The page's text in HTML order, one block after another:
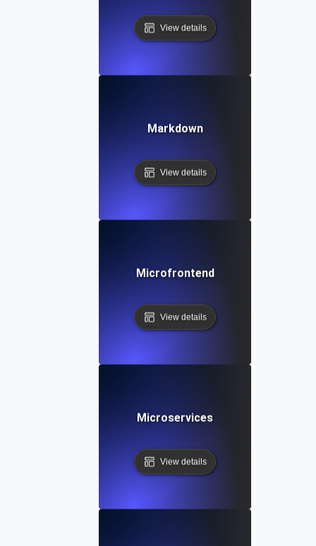
View details
Markdown
View details
Microfrontend
View details
Microservices
View details